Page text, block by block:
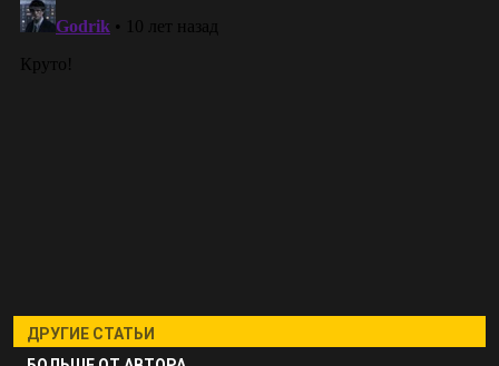
ДРУГИЕ СТАТЬИ